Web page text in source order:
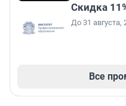
Скидка
До 31 августа,
Все